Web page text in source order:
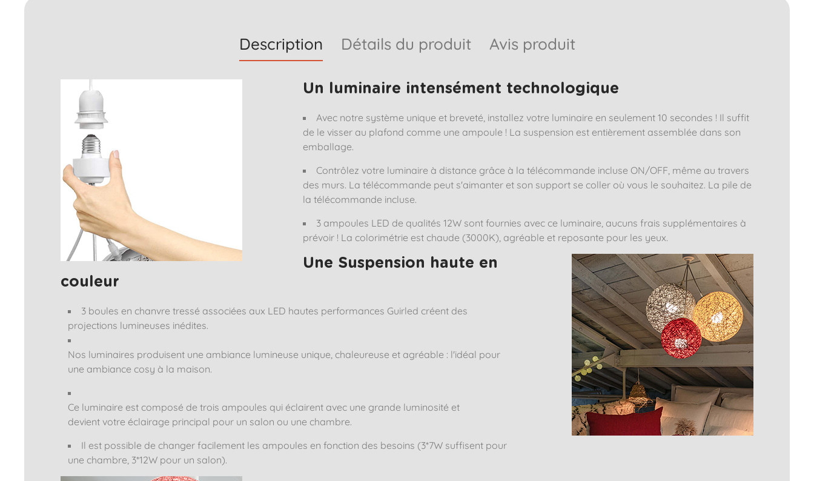
Description Détails du produit Avis produit
Un luminaire intensément technologique
Avec notre système unique et breveté, installez votre luminaire en seulement 10 secondes ! Il suffit
de le visser au plafond comme une ampoule ! La suspension est entièrement assemblée dans son
emballage.
Contrôlez votre luminaire à distance grâce à la télécommande incluse ON/OFF, même au travers
des murs. La télécommande peut s'aimanter et son support se coller où vous le souhaitez. La pile de
la télécommande incluse.
3 ampoules LED de qualités 12W sont fournies avec ce luminaire, aucuns frais supplémentaires à
prévoir ! La colorimétrie est chaude (3000K), agréable et reposante pour les yeux.
Une Suspension haute en
couleur
3 boules en chanvre tressé associées aux LED hautes performances Guirled créent des
projections lumineuses inédites.
Nos luminaires produisent une ambiance lumineuse unique, chaleureuse et agréable : l'idéal pour
une ambiance cosy à la maison.
Ce luminaire est composé de trois ampoules qui éclairent avec une grande luminosité et
devient votre éclairage principal pour un salon ou une chambre.
Il est possible de changer facilement les ampoules en fonction des besoins (3*7W suffisent pour
une chambre, 3*12W pour un salon).